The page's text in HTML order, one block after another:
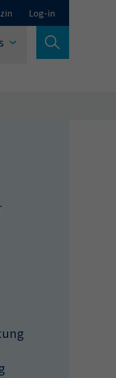
Log-in
verlassen